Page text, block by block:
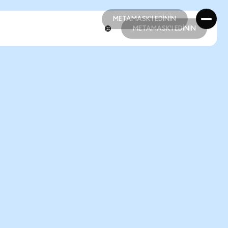
METAMASK'I EDİNİN
METAMASK'I EDİNİN
METAMASK'I EDİNİN